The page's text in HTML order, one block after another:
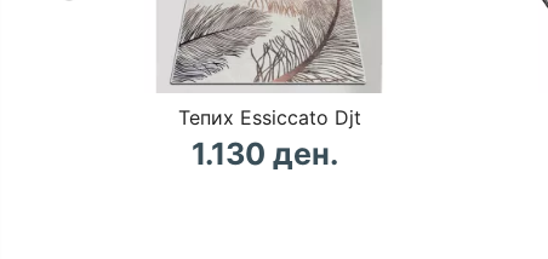
Тепих Essiccato Djt
1.130 ден.